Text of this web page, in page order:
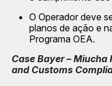
O Operador deve
planos de ação e
Programa OEA.
Case Bayer –
and Customs